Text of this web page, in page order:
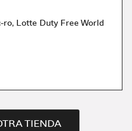
ro, Lotte Duty Free World
TIENDA